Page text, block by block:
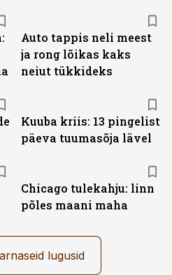
Auto tappis neli meest
ja rong lõikas kaks
neiut tükkideks
Kuuba kriis: 13 pingelist
päeva tuumasõja lävel
Chicago tulekahju: linn
põles maani maha
lugusid